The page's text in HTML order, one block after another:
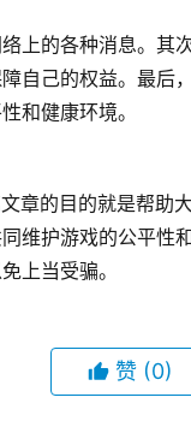
上的各种消息。其
自己的权益。最后
和健康环境。
章的目的就是帮助
维护游戏的公平性
上当受骗。
赞 (0)